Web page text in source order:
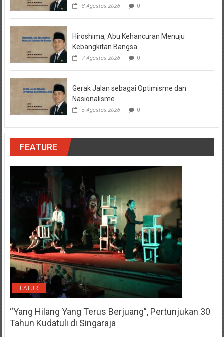
8 Agustus 2026 0
Hiroshima, Abu Kehancuran Menuju
Kebangkitan Bangsa
7 Agustus 2026 0
Gerak Jalan sebagai Optimisme dan
Nasionalisme
5 Agustus 2026 0
FEATURE
FEATURE
“Yang Hilang Yang Terus Berjuang”, Pertunjukan 30
Tahun Kudatuli di Singaraja